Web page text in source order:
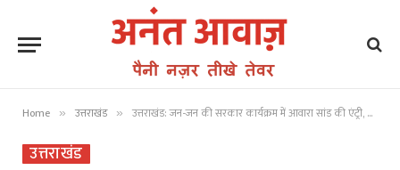
Home » उत्तराखंड » उत्तराखंड: जन-जन की सरकार कार्यक्रम में आवारा सांड की एंट्री, पंडाल में मची अफरा-तफरी, प्रशासनिक व्यवस्थाओं पर सवाल
उत्तराखंड